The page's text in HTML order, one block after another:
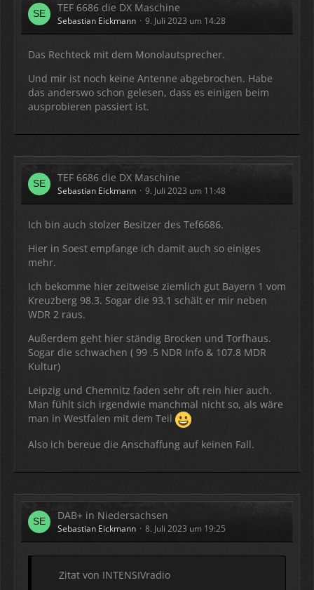
TEF 6686 die DX Maschine
Sebastian Eickmann 9. Juli 2023 um 14:28
Das Rechteck mit dem Monolautsprecher.
Und mir ist noch keine Antenne abgebrochen. Habe
das anderswo schon gelesen, dass es einigen beim
ausprobieren passiert ist.
TEF 6686 die DX Maschine
Sebastian Eickmann 9. Juli 2023 um 11:48
Ich bin auch stolzer Besitzer des Tef6686.
Hier in Soest empfange ich damit auch so einiges
mehr.
Ich bekomme hier zeitweise ziemlich gut Bayern 1 vom
Kreuzberg 98.3. Sogar die 93.1 schält er mir neben
WDR 2 raus.
Außerdem geht hier ständig Brocken und Torfhaus.
Sogar die schwachen ( 99 .5 NDR Info & 107.8 MDR
Kultur)
Leipzig und Chemnitz faden sehr oft rein hier auch.
Man fühlt sich irgendwie manchmal nicht so, als wäre
man in Westfalen mit dem Teil
Also ich bereue die Anschaffung auf keinen Fall.
DAB+ in Niedersachsen
Sebastian Eickmann 8. Juli 2023 um 19:25
Zitat von INTENSIVradio